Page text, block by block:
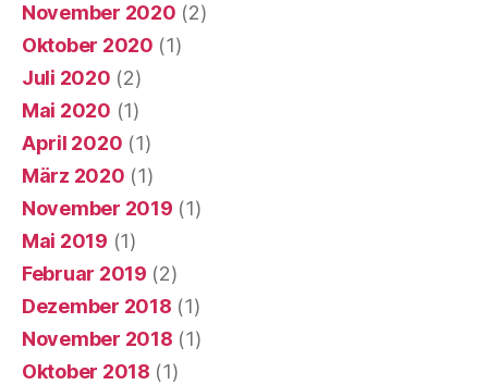
November 2020 (2)
Oktober 2020 (1)
Juli 2020 (2)
Mai 2020 (1)
April 2020 (1)
März 2020 (1)
November 2019 (1)
Mai 2019 (1)
Februar 2019 (2)
Dezember 2018 (1)
November 2018 (1)
Oktober 2018 (1)